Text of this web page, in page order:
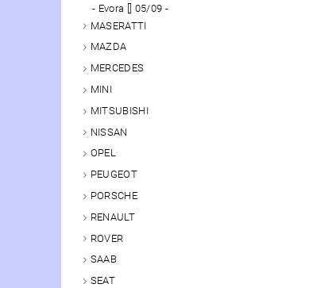
Evora [] 05/09 -
MASERATTI
MAZDA
MERCEDES
MINI
MITSUBISHI
NISSAN
OPEL
PEUGEOT
PORSCHE
RENAULT
ROVER
SAAB
SEAT